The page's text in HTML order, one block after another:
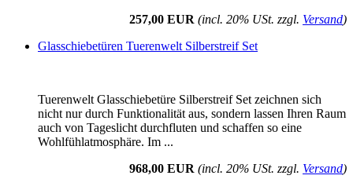
257,00 EUR (incl. 20% USt. zzgl. Versand)
Glasschiebetüren Tuerenwelt Silberstreif Set
Tuerenwelt Glasschiebetüre Silberstreif Set zeichnen sich
nicht nur durch Funktionalität aus, sondern lassen Ihren Raum
auch von Tageslicht durchfluten und schaffen so eine
Wohlfühlatmosphäre. Im ...
968,00 EUR (incl. 20% USt. zzgl. Versand)